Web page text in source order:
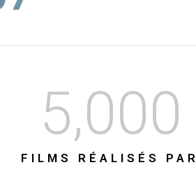
FILMS RÉALISÉS PAR
5,000